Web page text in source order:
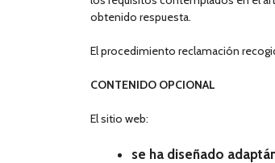
obtenido respuesta.
El procedimiento reclamación
CONTENIDO OPCIONAL
El sitio web:
se ha diseñado